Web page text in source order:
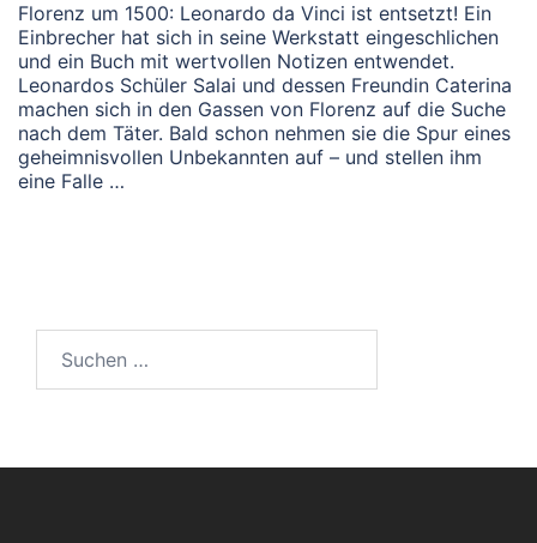
Florenz um 1500: Leonardo da Vinci ist entsetzt! Ein
Einbrecher hat sich in seine Werkstatt eingeschlichen
und ein Buch mit wertvollen Notizen entwendet.
Leonardos Schüler Salai und dessen Freundin Caterina
machen sich in den Gassen von Florenz auf die Suche
nach dem Täter. Bald schon nehmen sie die Spur eines
geheimnisvollen Unbekannten auf – und stellen ihm
eine Falle …